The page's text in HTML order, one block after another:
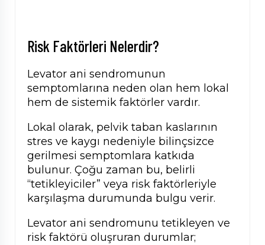
Risk Faktörleri Nelerdir?
Levator ani sendromunun
semptomlarına neden olan hem lokal
hem de sistemik faktörler vardır.
Lokal olarak, pelvik taban kaslarının
stres ve kaygı nedeniyle bilinçsizce
gerilmesi semptomlara katkıda
bulunur. Çoğu zaman bu, belirli
“tetikleyiciler” veya risk faktörleriyle
karşılaşma durumunda bulgu verir.
Levator ani sendromunu tetikleyen ve
risk faktörü oluşruran durumlar;